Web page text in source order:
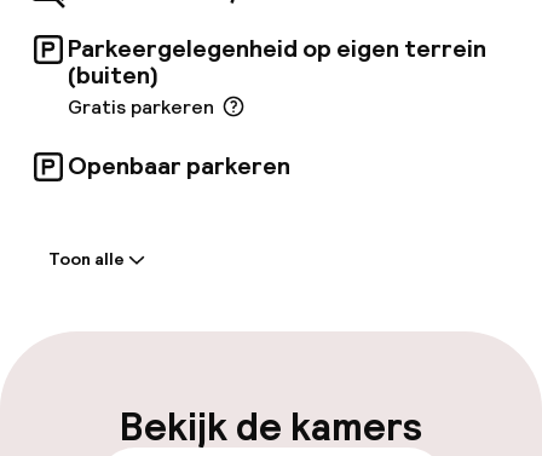
Parkeergelegenheid op eigen terrein
(buiten)
Gratis parkeren
Openbaar parkeren
Bagageruimte
Parkeren & mobiliteit
Toon alle
Bekijk de kamers